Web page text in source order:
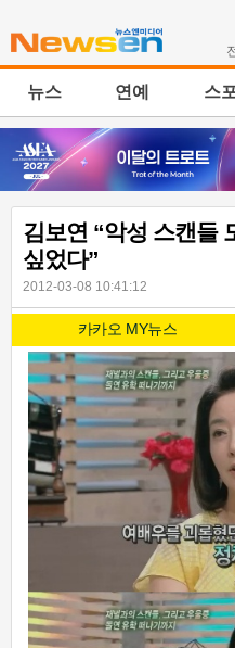
뉴스 연예 스
김보연 “악성 스캔들
싶었다”
2012-03-08 10:41:12
카카오 MY뉴스